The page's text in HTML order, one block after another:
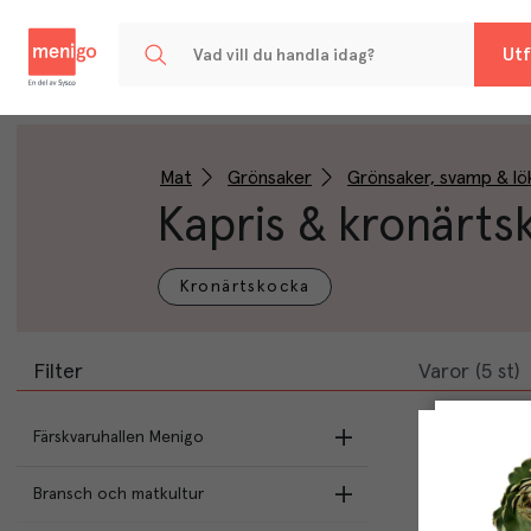
Mat Grönsaker Grönsaker, svamp &
Kapris &
Kronärtskocka
Varor (5 st)
Filter
Färskvaruhallen Menigo
Bransch och matkultur